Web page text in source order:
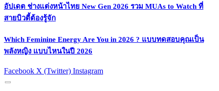
อัปเดต ช่างแต่งหน้าไทย New Gen 2026 รวม MUAs to Watch ที่
สายบิวตี้ต้องรู้จัก
Which Feminine Energy Are You in 2026 ? แบบทดสอบคุณเป็น
พลังหญิง แบบไหนในปี 2026
Facebook X (Twitter) Instagram